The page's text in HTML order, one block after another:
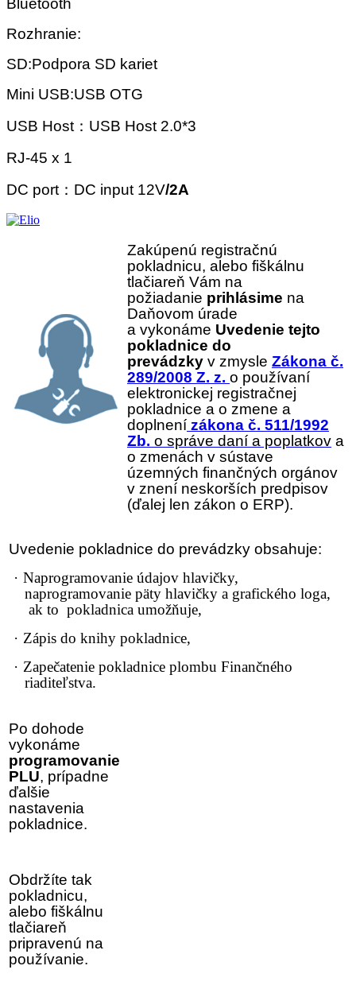
Bluetooth
Rozhranie:
SD:Podpora SD kariet
Mini USB:USB OTG
USB Host：USB Host 2.0*3
RJ-45 x 1
DC port：DC input 12V/2A
Zakúpenú registračnú
pokladnicu, alebo fiškálnu
tlačiareň Vám na
požiadanie prihlásime na
Daňovom úrade
a vykonáme Uvedenie tejto
pokladnice do
prevádzky v zmysle Zákona č.
289/2008 Z. z. o používaní
elektronickej registračnej
pokladnice a o zmene a
doplnení zákona č. 511/1992
Zb. o správe daní a poplatkov a
o zmenách v sústave
územných finančných orgánov
v znení neskorších predpisov
(ďalej len zákon o ERP).
Uvedenie pokladnice do prevádzky obsahuje:
· Naprogramovanie údajov hlavičky,
naprogramovanie päty hlavičky a grafického loga,
ak to pokladnica umožňuje,
· Zápis do knihy pokladnice,
· Zapečatenie pokladnice plombu Finančného
riaditeľstva.
Po dohode
vykonáme
programovanie
PLU, prípadne
ďalšie
nastavenia
pokladnice.
Obdržíte tak
pokladnicu,
alebo fiškálnu
tlačiareň
pripravenú na
používanie.